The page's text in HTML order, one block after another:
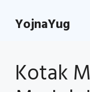
contentYojnaYug
Kotak